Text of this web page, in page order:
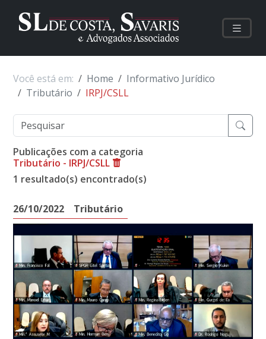
Você está em: Home
Informativo Jurídico
Tributário
IRPJ/CSLL
Publicações com a categoria
Tributário - IRPJ/CSLL
1 resultado(s) encontrado(s)
26/10/2022 Tributário